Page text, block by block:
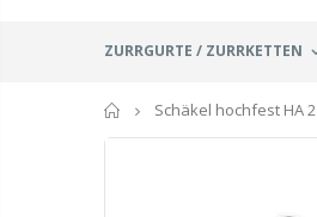
ZURRGURTE / ZURRKETTEN
Startseite
Schäkel hochfest HA 2